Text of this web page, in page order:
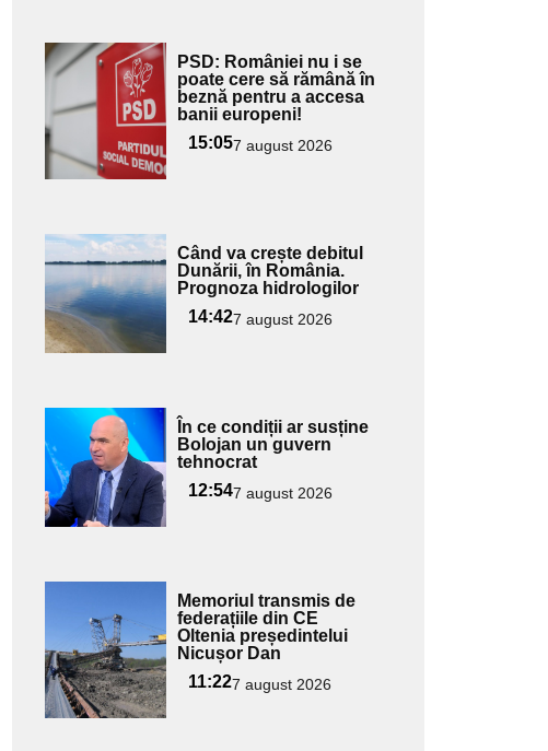
Adaugă
aici textul
pentru
subtitlu
PSD: României nu i se
poate cere să rămână în
beznă pentru a accesa
banii europeni!
15:057 august 2026
Adaugă
aici textul
pentru
subtitlu
Când va crește debitul
Dunării, în România.
Prognoza hidrologilor
14:427 august 2026
Adaugă
aici textul
pentru
subtitlu
În ce condiții ar susține
Bolojan un guvern
tehnocrat
12:547 august 2026
aici textul
pentru
subtitlu
Memoriul transmis de
federațiile din CE
Oltenia președintelui
Nicușor Dan
11:227 august 2026